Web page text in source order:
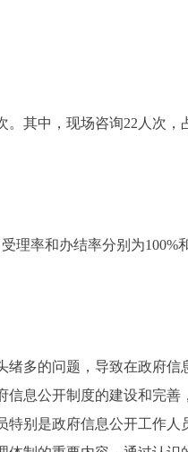
中，现场咨询22人次，
率和办结率分别为100%
多的问题，导致在政府信
息公开制度的建设和完善
别是政府信息公开工作